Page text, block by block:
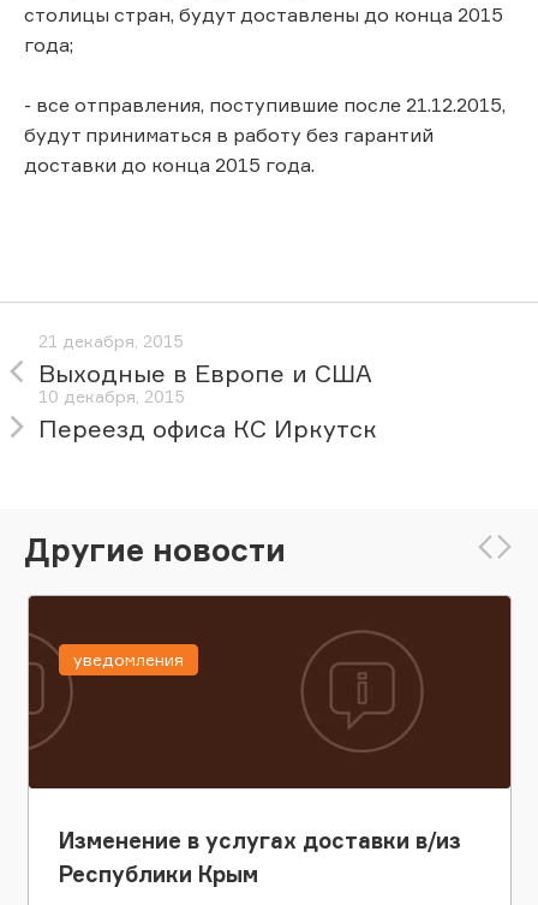
столицы стран, будут доставлены до конца 2015
года;
- все отправления, поступившие после 21.12.2015,
будут приниматься в работу без гарантий
доставки до конца 2015 года.
21 декабря, 2015
Выходные в Европе и США
10 декабря, 2015
Переезд офиса КС Иркутск
Другие новости
Изменение в услугах доставки в/из
Республики Крым
уведомления